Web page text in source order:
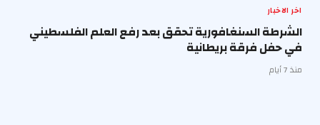
اخر الاخبار
الشرطة السنغافورية تحقق بعد رفع العلم الفلسطيني
في حفل فرقة بريطانية
منذ 7 أيام